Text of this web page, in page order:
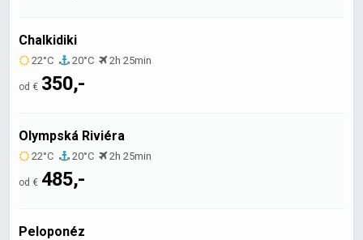
Chalkidiki
22°C 20°C 2h 25min
od € 350,-
Olympská Riviéra
22°C 20°C 2h 25min
od € 485,-
Peloponéz